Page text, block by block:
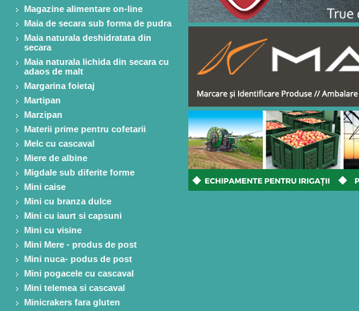
Magazine alimentare on-line
Maia de secara sub forma de pudra
Maia naturala deshidratata din
secara
Maia naturala lichida din secara cu
adaos de malt
Margarina foietaj
Martipan
Marzipan
Materii prime pentru cofetarii
Melc cu cascaval
Miere de albine
Migdale sub diferite forme
Mini caise
Mini cu branza dulce
Mini cu iaurt si capsuni
Mini cu visine
Mini Mere - produs de post
Mini nuca- podus de post
Mini pogacele cu cascaval
Mini telemea si cascaval
Minicrakers fara gluten